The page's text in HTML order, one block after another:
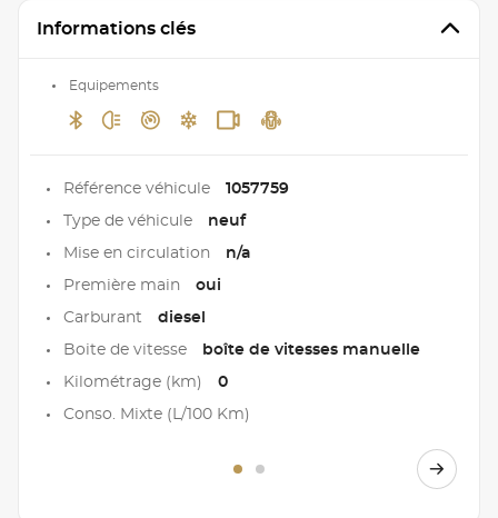
Informations clés
Equipements
Référence véhicule 1057759
Type de véhicule neuf
Mise en circulation n/a
Première main oui
Carburant diesel
Boite de vitesse boîte de vitesses manuelle
Kilométrage (km) 0
Conso. Mixte (L/100 Km)